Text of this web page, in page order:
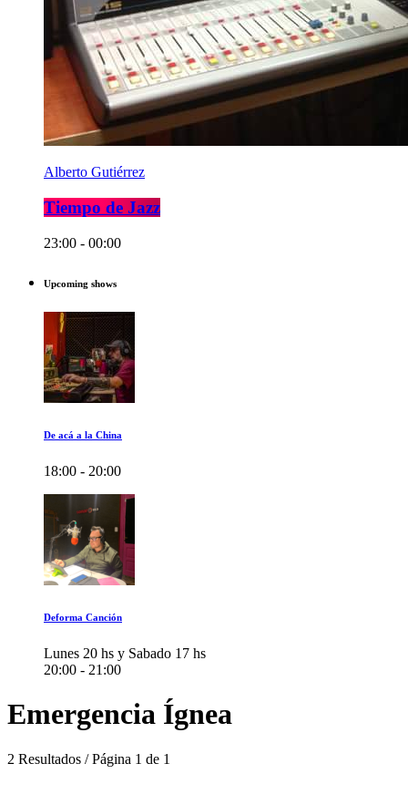
Alberto Gutiérrez
Tiempo de Jazz
23:00 - 00:00
Upcoming shows
De acá a la China
18:00 - 20:00
Deforma Canción
Lunes 20 hs y Sabado 17 hs
20:00 - 21:00
Emergencia Ígnea
2 Resultados / Página 1 de 1